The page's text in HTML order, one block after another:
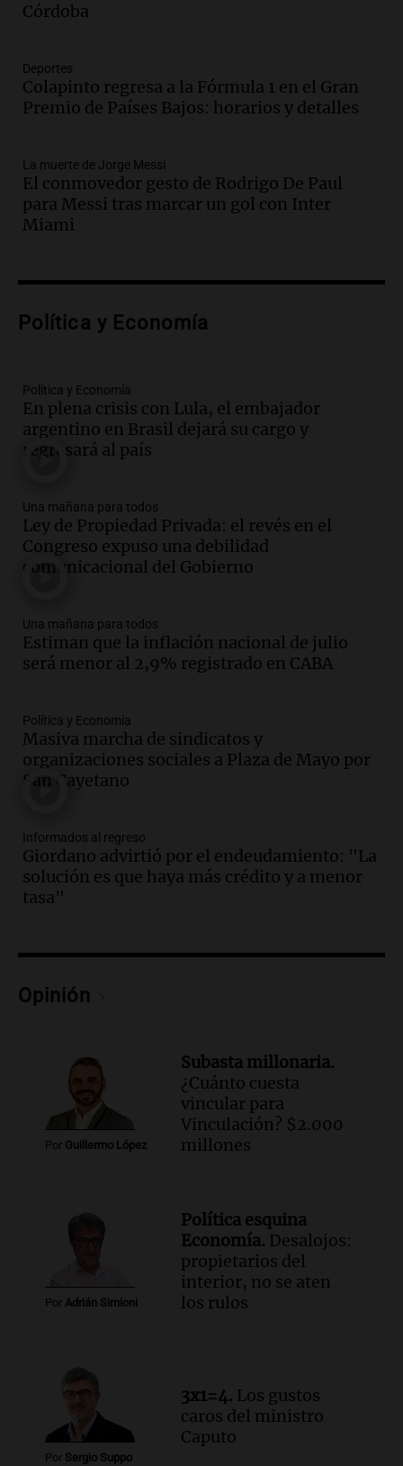
Panorama Federal
Audio.
que la justicia social viene siendo
“despreciada y burlada”
Audio.La Bulaya se prepara para el cierre
de su gran muestra anual con la
participación de miles de visitantes
Audio.El Senado de Santa Fe aprueba
fenómeno del Niño
Audio.Una mujer de 40 años muere en
un accidente en la Ruta 321 cerca de
García Fernández
Panorama Federal
Audio. El Tesoro Nacional captura 12
billones de pesos y genera excedente de
liquidez de 4 billones
Panorama Federal
humildad en tiempos de tormenta
según San Ignacio de Loyola
Panorama Federal
Audio.Tormentas y filtraciones: "El
agua entra por donde menos
imaginamos"
Una Mañana para todos Rosario
Mercedes Sosa: "La emoción es el filtro
máximo".
Una Mañana para todos Rosario
de folclore en Córdoba
Episodios
un muerto y varios heridos tras caída de
vehículos desde un puente
Panorama Federal
Episodios
Audio.Tragedia en Mendoza: un muerto
Una mañana para todos
Episodios
Audio.
Messi llegará esta noche a
Rosario para acompañar a su familia
tras la muerte de su papá
en el Congreso expuso una debilidad
comunicacional del Gobierno
Una mañana para todos
Episodios
Córdoba
Deportes
Colapinto regresa a la Fórmula 1 en el Gran
Premio de Países Bajos: horarios y detalles
La muerte de Jorge Messi
El conmovedor gesto de Rodrigo De Paul
para Messi tras marcar un gol con Inter
Miami
Política y Economía
Política y Economía
En plena crisis con Lula, el embajador
argentino en Brasil dejará su cargo y
regresará al país
Una mañana para todos
Ley de Propiedad Privada: el revés en el
Congreso expuso una debilidad
comunicacional del Gobierno
Una mañana para todos
Estiman que la inflación nacional de julio
será menor al 2,9% registrado en CABA
Política y Economía
Masiva marcha de sindicatos y
organizaciones sociales a Plaza de Mayo por
San Cayetano
Informados al regreso
Giordano advirtió por el endeudamiento: "La
solución es que haya más crédito y a menor
tasa"
Opinión
Por Guillermo López
Subasta millonaria.
¿Cuánto cuesta
vincular para
Vinculación? $2.000
millones
Por Adrián Simioni
Política esquina
Economía. Desalojos:
propietarios del
interior, no se aten
los rulos
Por Sergio Suppo
3x1=4. Los gustos
caros del ministro
Caputo